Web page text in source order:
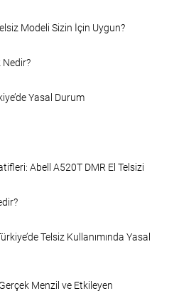
Modeli Sizin İçin Uygun?
Nedir?
Yasal Durum
Abell A520T DMR El Telsizi
Telsiz Kullanımında Yasal
Menzil ve Etkileyen